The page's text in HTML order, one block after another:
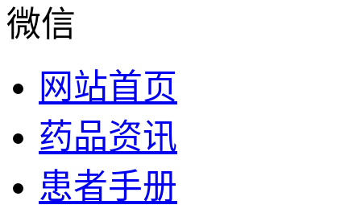
网站首页
药品资讯
患者手册